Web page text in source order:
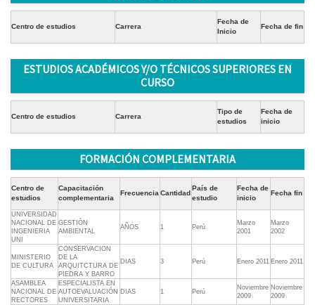
Centro de estudios Carrera
Fecha de
Inicio
Fecha de fin
ESTUDIOS ACADÉMICOS Y/O TÉCNICOS SUPERIORES EN
CURSO
Centro de estudios Carrera
Tipo de
estudios
Fecha de
inicio
FORMACIÓN COMPLEMENTARIA
Centro de
estudios
Capacitación
complementaria
Frecuencia Cantidad
País de
estudio
Fecha de
inicio
Fecha fin
UNIVERSIDAD
NACIONAL DE
INGENIERIA
UNI
GESTIÓN
AMBIENTAL
AÑOS 1 Perú
Marzo
2001
Marzo
2002
MINISTERIO
DE CULTURA
CONSERVACION
DE LA
ARQUITCTURA DE
PIEDRA Y BARRO
DIAS 3 Perú Enero 2011 Enero 2011
ASAMBLEA
NACIONAL DE
RECTORES
ESPECIALISTA EN
AUTOEVALUACIÓN
UNIVERSITARIA
DIAS 1 Perú
Noviembre
2009
Noviembre
2009